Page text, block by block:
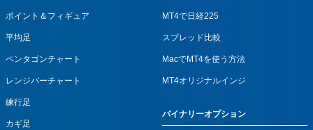
ポイント＆フィギュア
平均足
ペンタゴンチャート
レンジバーチャート
練行足
カギ足
MT4で日経225
スプレッド比較
MacでMT4を使う方法
MT4オリジナルインジ
バイナリーオプション